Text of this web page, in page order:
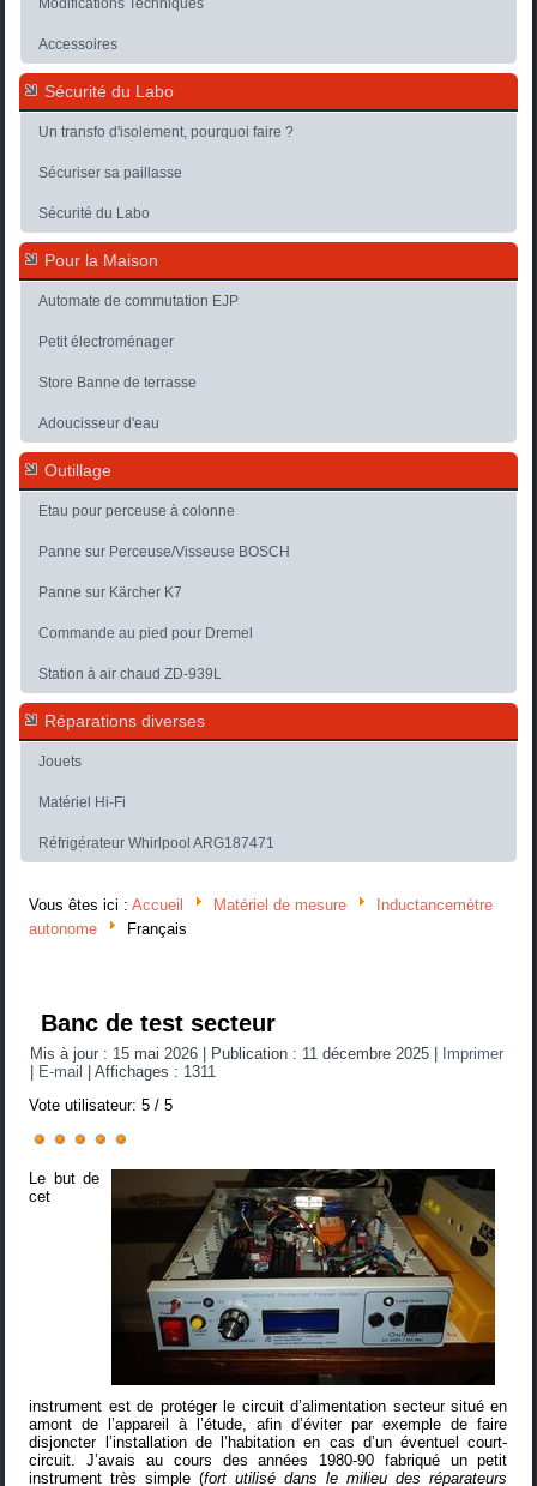
Modifications Techniques
Accessoires
Sécurité du Labo
Un transfo d'isolement, pourquoi faire ?
Sécuriser sa paillasse
Sécurité du Labo
Pour la Maison
Automate de commutation EJP
Petit électroménager
Store Banne de terrasse
Adoucisseur d'eau
Outillage
Etau pour perceuse à colonne
Panne sur Perceuse/Visseuse BOSCH
Panne sur Kärcher K7
Commande au pied pour Dremel
Station à air chaud ZD-939L
Réparations diverses
Jouets
Matériel Hi-Fi
Réfrigérateur Whirlpool ARG187471
Vous êtes ici :Accueil Matériel de mesure
Inductancemètre
autonome
Français
Banc de test secteur
Mis à jour : 15 mai 2026 Publication : 11 décembre 2025
Imprimer
E-mail |Affichages : 1311
Vote utilisateur:5 /5
Le but de
cet
instrument est de protéger le circuit d’alimentation secteur situé en
amont de l’appareil à l’étude, afin d’éviter par exemple de faire
disjoncter l’installation de l’habitation en cas d’un éventuel court-
circuit. J’avais au cours des années 1980-90 fabriqué un petit
instrument très simple (fort utilisé dans le milieu des réparateurs